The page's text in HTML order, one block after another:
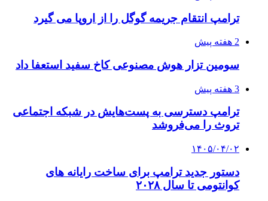
ترامپ انتقام جریمه گوگل را از اروپا می گیرد
2 هفته پیش
سومین تزار هوش مصنوعی کاخ سفید استعفا داد
3 هفته پیش
ترامپ دسترسی به پست‌هایش در شبکه اجتماعی
تروث را می‌فروشد
۱۴۰۵/۰۴/۰۲
دستور جدید ترامپ برای ساخت رایانه های
کوانتومی تا سال ۲۰۲۸